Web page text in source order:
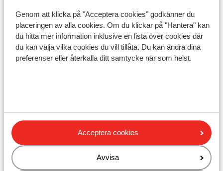
Genom att klicka på "Acceptera cookies" godkänner du
placeringen av alla cookies. Om du klickar på "Hantera" kan
du hitta mer information inklusive en lista över cookies där
du kan välja vilka cookies du vill tillåta. Du kan ändra dina
preferenser eller återkalla ditt samtycke när som helst.
Acceptera cookies
Avvisa
Liftkort
Skidskola
Andra boenden i Zillertal Arena
s' Anderl Apparthaus